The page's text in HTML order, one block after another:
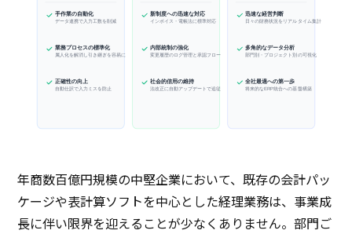
手作業の自動化
データ連携で入力工数を削減
業務プロセスの標準化
属人化を解消し引き継ぎを容易に
正確性の向上
自動仕訳で入力ミスを防止
新制度への迅速な対応
インボイス・電帳法に標準対応
内部統制の強化
変更履歴のログ管理と承認フロー
社会的信用の維持
法改正に自動アップデートで追従
迅速な経営判断
日々の財務状況をリアルタイム集計
多角的なデータ分析
部門別・プロジェクト別の可視化
全社最適への第一歩
将来的なERP統合への基盤構築
年商数百億円規模の中堅企業において、既存の会計パッ
ケージや表計算ソフトを中心とした経理業務は、事業成
長に伴い限界を迎えることが少なくありません。部門ご